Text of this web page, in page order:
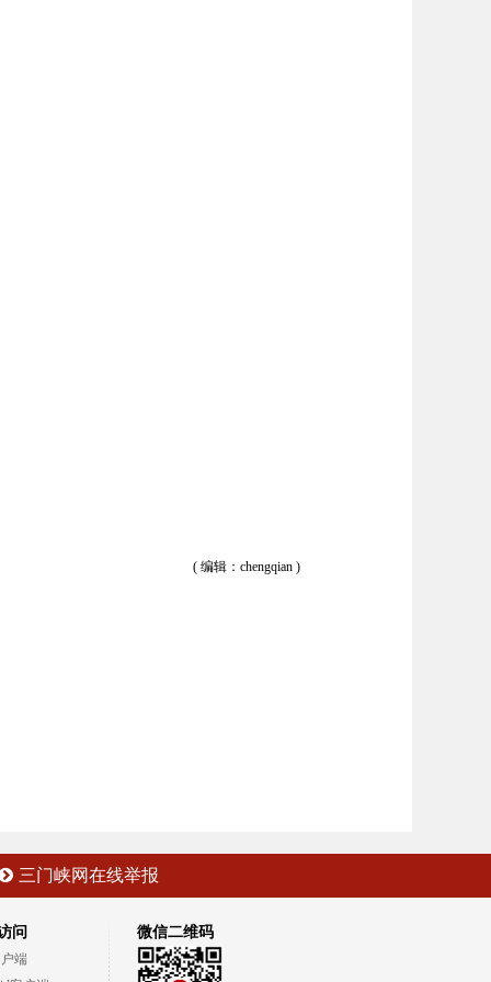
( 编辑：chengqian )
三门峡网在线举报
问
端
微信二维码